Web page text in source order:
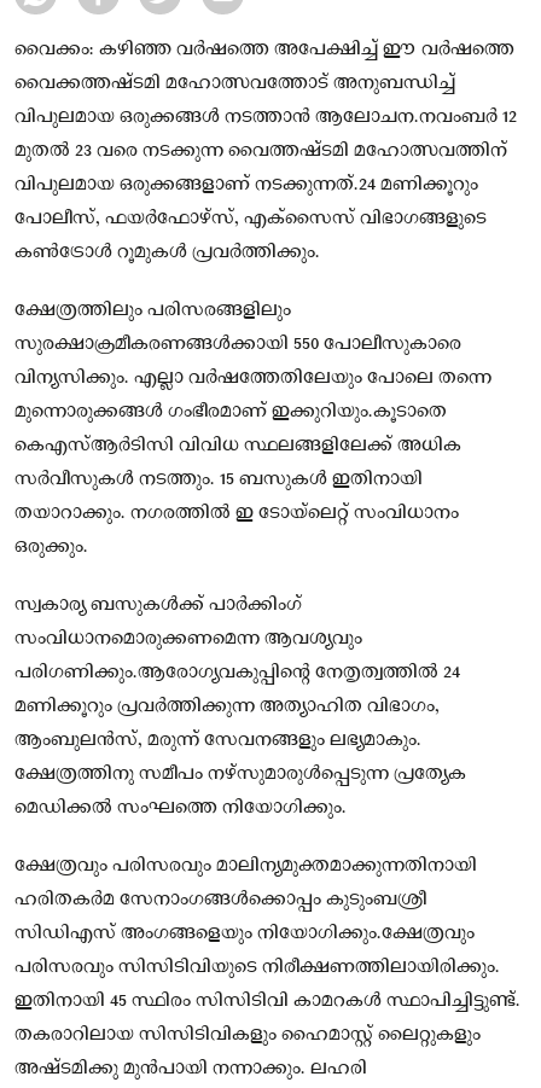
വൈക്കം: കഴിഞ്ഞ വർഷത്തെ അപേക്ഷിച്ച് ഈ വര്‍ഷത്തെ
വൈക്കത്തഷ്ടമി മഹോത്സവത്തോട് അനുബന്ധിച്ച്‌
വിപുലമായ ഒരുക്കങ്ങള്‍ നടത്താന്‍ ആലോചന.നവംബർ 12
മുതല്‍ 23 വരെ നടക്കുന്ന വൈത്തഷ്ടമി മഹോത്സവത്തിന്
വിപുലമായ ഒരുക്കങ്ങളാണ് നടക്കുന്നത്.24 മണിക്കൂറും
പോലീസ്, ഫയര്‍ഫോഴ്‌സ്, എക്‌സൈസ് വിഭാഗങ്ങളുടെ
കണ്‍ട്രോള്‍ റൂമുകള്‍ പ്രവര്‍ത്തിക്കും.
ക്ഷേത്രത്തിലും പരിസരങ്ങളിലും
സുരക്ഷാക്രമീകരണങ്ങള്‍ക്കായി 550 പോലീസുകാരെ
വിന്യസിക്കും. എല്ലാ വര്‍ഷത്തേതിലേയും പോലെ തന്നെ
മുന്നൊരുക്കങ്ങള്‍ ഗംഭീരമാണ് ഇക്കുറിയും.കൂടാതെ
കെഎസ്‌ആര്‍ടിസി വിവിധ സ്ഥലങ്ങളിലേക്ക് അധിക
സര്‍വീസുകള്‍ നടത്തും. 15 ബസുകള്‍ ഇതിനായി
തയാറാക്കും. നഗരത്തില്‍ ഇ ടോയ്ലെറ്റ് സംവിധാനം
ഒരുക്കും.
സ്വകാര്യ ബസുകള്‍ക്ക് പാര്‍ക്കിംഗ്
സംവിധാനമൊരുക്കണമെന്ന ആവശ്യവും
പരിഗണിക്കും.ആരോഗ്യവകുപ്പിന്റെ നേതൃത്വത്തില്‍ 24
മണിക്കൂറും പ്രവര്‍ത്തിക്കുന്ന അത്യാഹിത വിഭാഗം,
ആംബുലന്‍സ്, മരുന്ന് സേവനങ്ങളും ലഭ്യമാകും.
ക്ഷേത്രത്തിനു സമീപം നഴ്‌സുമാരുള്‍പ്പെടുന്ന പ്രത്യേക
മെഡിക്കല്‍ സംഘത്തെ നിയോഗിക്കും.
ക്ഷേത്രവും പരിസരവും മാലിന്യമുക്തമാക്കുന്നതിനായി
ഹരിതകര്‍മ സേനാംഗങ്ങള്‍ക്കൊപ്പം കുടുംബശ്രീ
സിഡിഎസ് അംഗങ്ങളെയും നിയോഗിക്കും.ക്ഷേത്രവും
പരിസരവും സിസിടിവിയുടെ നിരീക്ഷണത്തിലായിരിക്കും.
ഇതിനായി 45 സ്ഥിരം സിസിടിവി കാമറകള്‍ സ്ഥാപിച്ചിട്ടുണ്ട്.
തകരാറിലായ സിസിടിവികളും ഹൈമാസ്റ്റ് ലൈറ്റുകളും
അഷ്ടമിക്കു മുന്‍പായി നന്നാക്കും. ലഹരി